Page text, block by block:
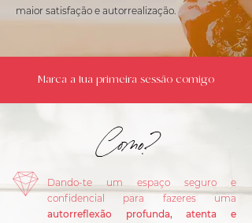
maior satisfação e autorrealização.
Marca a tua primeira sessão comigo
Como?
Dando-te um espaço seguro e
confidencial para fazeres uma
autorreflexão profunda, atenta e